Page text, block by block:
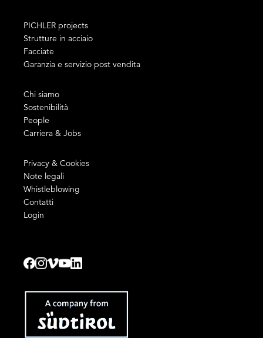
PICHLER projects
Strutture in acciaio
Facciate
Garanzia e servizio post vendita
Chi siamo
Sostenibilità
People
Carriera & Jobs
Privacy & Cookies
Note legali
Whistleblowing
Contatti
Login